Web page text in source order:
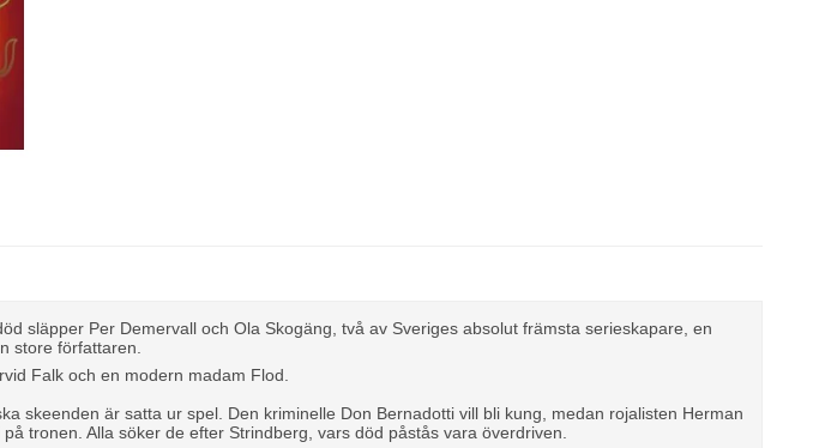
släpper Per Demervall och Ola Skogäng, två av Sveriges absolut främsta serieskapare, en
store författaren.
Falk och en modern madam Flod.
skeenden är satta ur spel. Den kriminelle Don Bernadotti vill bli kung, medan rojalisten Herman
tronen. Alla söker de efter Strindberg, vars död påstås vara överdriven.